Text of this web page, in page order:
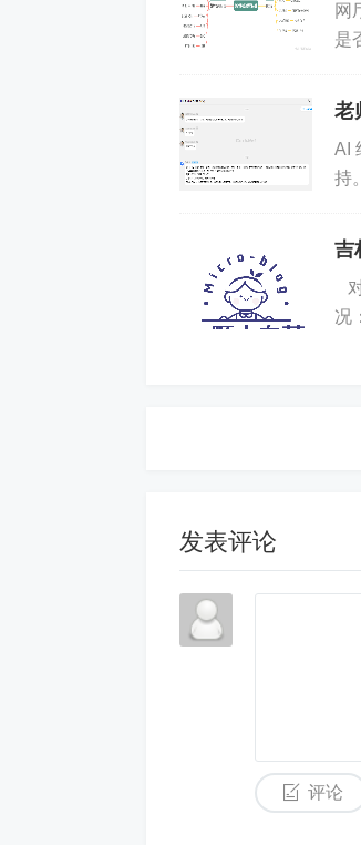
培训面试官：明确法
留存面试记录：录音/
四、例外情形
根据《女职工劳动保
五、总结与合
禁令，仍需谨慎避免性
应对策略：
聚焦岗位客观要求，避
以书面制度约束招聘
网
是
老
AI
持
吉
况
发表评论
评论